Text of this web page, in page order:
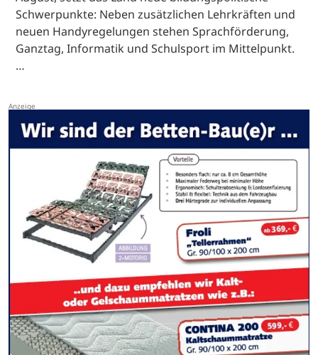
Schwerpunkte: Neben zusätzlichen Lehrkräften und
neuen Handyregelungen stehen Sprachförderung,
Ganztag, Informatik und Schulsport im Mittelpunkt.
…